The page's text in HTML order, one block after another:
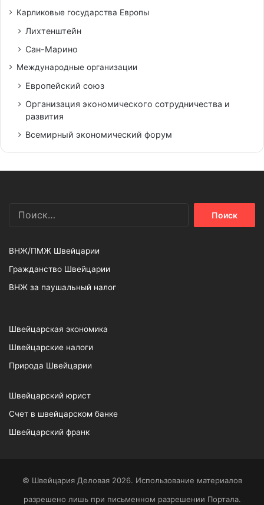
Карликовые государства Европы
Лихтенштейн
Сан-Марино
Международные организации
Европейский союз
Организация экономического сотрудничества и
развития
Всемирный экономический форум
ВНЖ/ПМЖ Швейцарии
Гражданство Швейцарии
ВНЖ за паушальный налог
Швейцарская экономика
Швейцарские налоги
Природа Швейцарии
Швейцарский юрист
Счет в швейцарском банке
Швейцарский франк
© Швейцария Деловая 2026. Использование материалов
разрешено лишь при письменном разрешении Портала.